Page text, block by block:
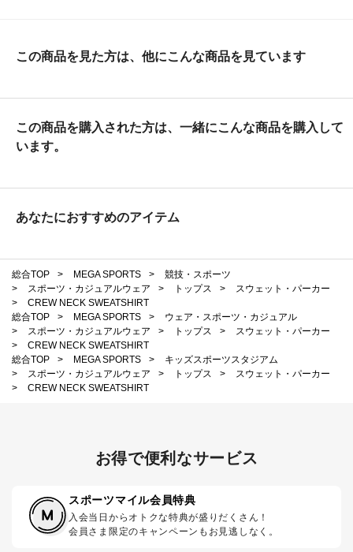
この商品を見た方は、他にこんな商品を見ています
この商品を購入された方は、一緒にこんな商品を購入して
います。
あなたにおすすめのアイテム
総合TOP > MEGA SPORTS >
競技・スポーツ
>
スポーツ・カジュアルウェア > トップス >
スウェット・パーカー
>
CREW NECK SWEATSHIRT
総合TOP
> MEGA SPORTS >
ウェア・スポーツ・カジュアル
>
スポーツ・カジュアルウェア > トップス >
スウェット・パーカー
>
CREW NECK SWEATSHIRT
総合TOP
> MEGA SPORTS >
キッズスポーツスタジアム
>
スポーツ・カジュアルウェア > トップス >
スウェット・パーカー
>
CREW NECK SWEATSHIRT
お得で便利なサービス
スポーツマイル会員特典
入会当日からオトクな特典が盛りだくさん！
会員さま限定のキャンペーンもお見逃しなく。